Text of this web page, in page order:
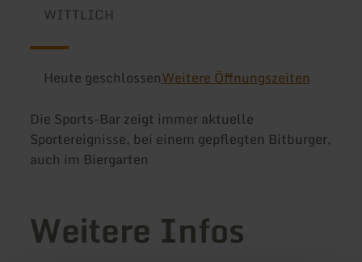
WITTLICH
Heute geschlossenWeitere Öffnungszeiten
Die Sports-Bar zeigt immer aktuelle
Sportereignisse, bei einem gepflegten Bitburger,
auch im Biergarten
Weitere Infos